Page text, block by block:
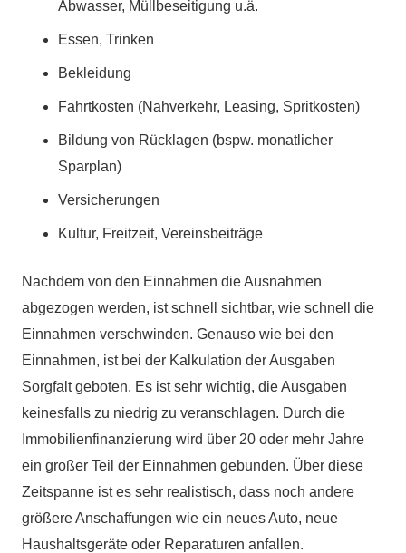
Abwasser, Müllbeseitigung u.ä.
Essen, Trinken
Bekleidung
Fahrtkosten (Nahverkehr, Leasing, Spritkosten)
Bildung von Rücklagen (bspw. monatlicher
Sparplan)
Versicherungen
Kultur, Freitzeit, Vereinsbeiträge
Nachdem von den Einnahmen die Ausnahmen
abgezogen werden, ist schnell sichtbar, wie schnell die
Einnahmen verschwinden. Genauso wie bei den
Einnahmen, ist bei der Kalkulation der Ausgaben
Sorgfalt geboten. Es ist sehr wichtig, die Ausgaben
keinesfalls zu niedrig zu veranschlagen. Durch die
Immobilienfinanzierung wird über 20 oder mehr Jahre
ein großer Teil der Einnahmen gebunden. Über diese
Zeitspanne ist es sehr realistisch, dass noch andere
größere Anschaffungen wie ein neues Auto, neue
Haushaltsgeräte oder Reparaturen anfallen.